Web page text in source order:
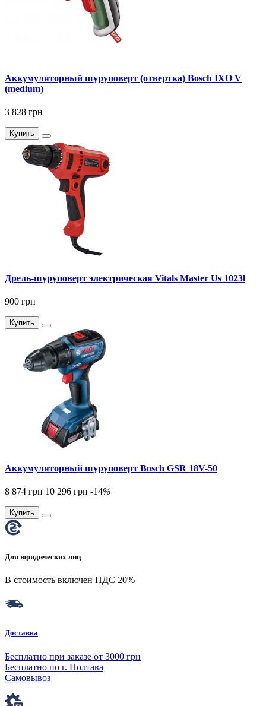
Аккумуляторный шуруповерт (отвертка) Bosch IXO V
(medium)
3 828 грн
Купить
Дрель-шуруповерт электрическая Vitals Master Us 1023l
900 грн
Купить
Аккумуляторный шуруповерт Bosch GSR 18V-50
8 874 грн 10 296 грн -14%
Купить
Для юридических лиц
В стоимость включен НДС 20%
Доставка
Бесплатно при заказе от 3000 грн
Бесплатно по г. Полтава
Самовывоз